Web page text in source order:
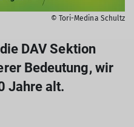
© Tori-Medina Schultz
DAV Sektion
Bedeutung, wir
Jahre alt.